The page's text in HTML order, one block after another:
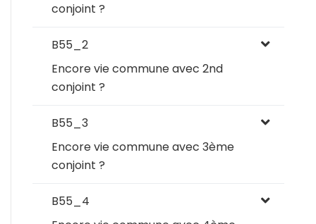
conjoint ?
B55_2
Encore vie commune avec 2nd
conjoint ?
B55_3
Encore vie commune avec 3ème
conjoint ?
B55_4